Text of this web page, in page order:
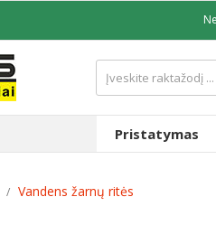
Pristatymas
Vandens žarnų ritės